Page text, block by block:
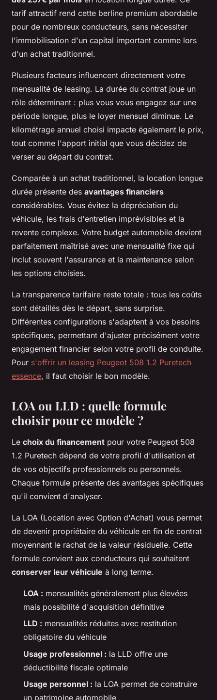
tarif attractif rend cette berline premium abordable
pour de nombreux conducteurs, sans nécessiter
l'immobilisation d'un capital important comme lors
d'un achat traditionnel.
Plusieurs facteurs influencent directement votre
mensualité de leasing. La durée du contrat joue un
rôle déterminant : plus vous vous engagez sur une
période longue, plus le loyer mensuel diminue. Le
kilométrage annuel choisi impacte également le prix,
tout comme l'apport initial que vous décidez de
verser au départ du contrat.
Comparée à un achat traditionnel, la location longue
durée présente des avantages financiers
considérables. Vous évitez la dépréciation du
véhicule, les frais d'entretien imprévisibles et la
revente complexe. Votre budget automobile devient
parfaitement maîtrisé avec une mensualité fixe qui
inclut souvent l'assurance et la maintenance selon
les options choisies.
La transparence tarifaire reste totale : tous les coûts
sont détaillés dès le départ, sans surprise.
Différentes configurations s'adaptent à vos besoins
spécifiques, permettant d'ajuster précisément votre
engagement financier selon votre profil de conduite.
Pour s'offrir un leasing Peugeot 508 1.2 Puretech
essence, il faut choisir le bon modèle.
LOA ou LLD : quelle formule
choisir pour ce modèle ?
Le choix du financement pour votre Peugeot 508
1.2 Puretech dépend de votre profil d'utilisation et
de vos objectifs professionnels ou personnels.
Chaque formule présente des avantages spécifiques
qu'il convient d'analyser.
La LOA (Location avec Option d'Achat) vous permet
de devenir propriétaire du véhicule en fin de contrat
moyennant le rachat de la valeur résiduelle. Cette
formule convient aux conducteurs qui souhaitent
conserver leur véhicule à long terme.
LOA : mensualités généralement plus élevées
mais possibilité d'acquisition définitive
LLD : mensualités réduites avec restitution
obligatoire du véhicule
Usage professionnel : la LLD offre une
déductibilité fiscale optimale
Usage personnel : la LOA permet de construire
un patrimoine automobile